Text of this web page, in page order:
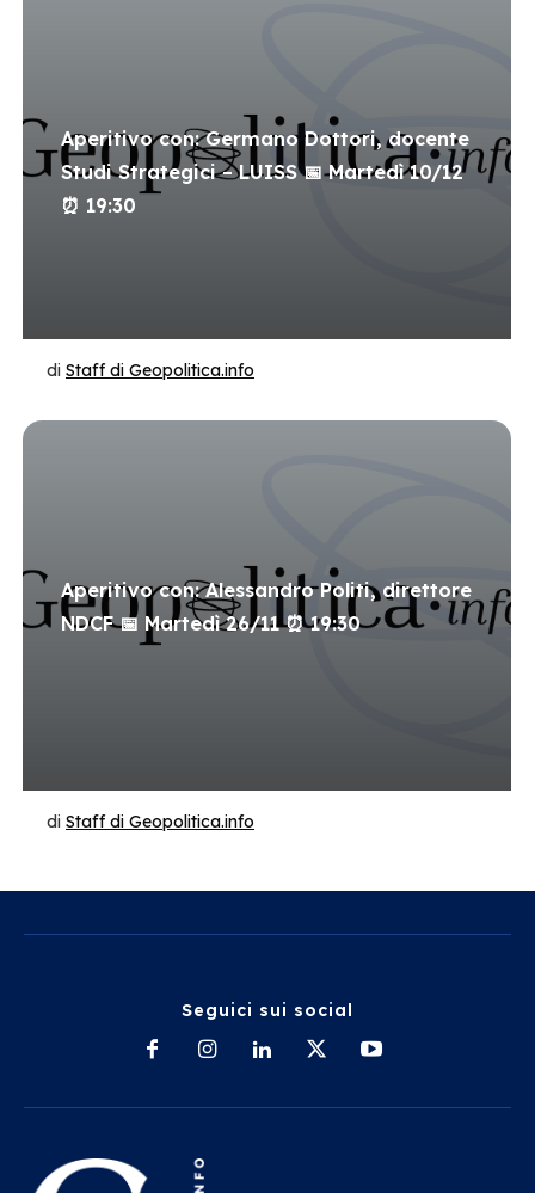
Aperitivo con: Germano Dottori, docente
Studi Strategici – LUISS 📅 Martedì 10/12
⏰ 19:30
di Staff di Geopolitica.info
Aperitivo con: Alessandro Politi, direttore
NDCF 📅 Martedì 26/11 ⏰ 19:30
di Staff di Geopolitica.info
Seguici sui social